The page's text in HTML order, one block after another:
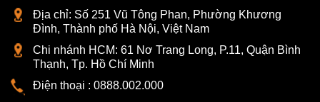
Địa chỉ: Số 251 Vũ Tông Phan, Phường Khương
Đình, Thành phố Hà Nội, Việt Nam
Chi nhánh HCM: 61 Nơ Trang Long, P.11, Quận Bình
Thạnh, Tp. Hồ Chí Minh
Điện thoại : 0888.002.000